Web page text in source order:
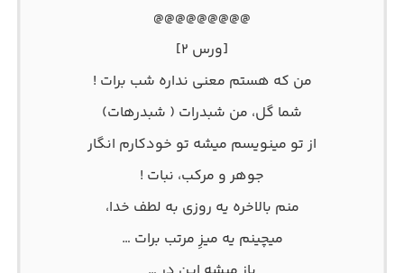
@@@@@@@@@
[ورس ۲]
من که هستم معنی نداره شب برات !
شما گل، من شبدرات ( شبدرهات)
از تو مینویسم میشه تو خودکارم انگار
جوهر و مرکب، نبات !
منم بالاخره یه روزی به لطف خدا،
میچینم یه میزِ مرتب برات …